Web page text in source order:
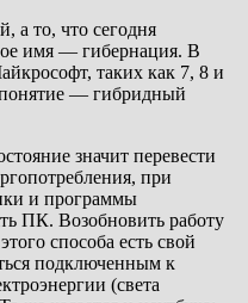
а то, что сегодня
имя — гибернация. В
таких как 7, 8 и
— гибридный
значит перевести
при
и программы
ПК. Возобновить работу
способа есть свой
подключенным к
(света